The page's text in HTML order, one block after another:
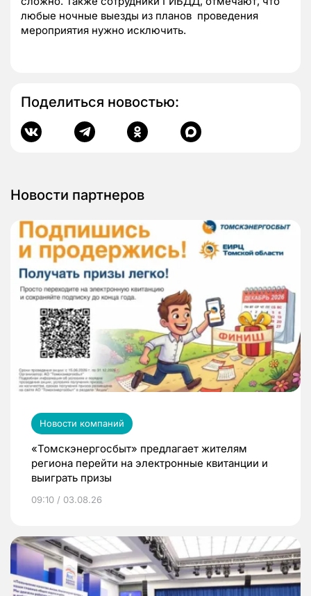
любые ночные выезды из планов проведения
мероприятия нужно исключить.
Поделиться новостью:
Новости партнеров
Новости компаний
«Томскэнергосбыт» предлагает жителям
региона перейти на электронные квитанции и
выиграть призы
09:10 / 03.08.26